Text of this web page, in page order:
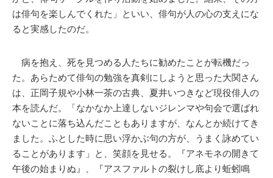
は俳句を楽しんでくれた」といい、俳句が人の心の支えにな
ると実感したのだ。
病を抱え、死を見つめる人たちに勧めたことが転機だっ
た。あらためて俳句の勉強を真剣にしようと思った大関さん
は、正岡子規や小林一茶の古典、夏井いつきなど現役俳人の
本を読んだ。「なかなか上達しないジレンマや句会で選ばれ
ないことに落ち込んだこともありますが、なんとか続けてき
ました。ふとした時に思い浮かぶ句の方が、うまく詠めてい
ることがあります」と、笑顔を見せる。『アネモネの開きて
午後の始まりぬ』、『アスファルトの裂けし底より蚯蚓鳴